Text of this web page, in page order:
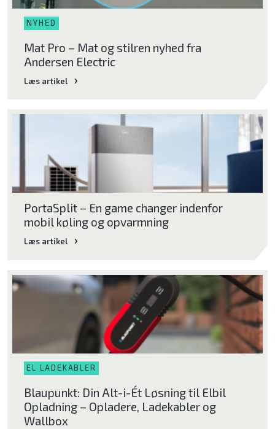
NYHED
Mat Pro – Mat og stilren nyhed fra
Andersen Electric
Læs artikel
PortaSplit – En game changer indenfor
mobil køling og opvarmning
Læs artikel
EL LADEKABLER
Blaupunkt: Din Alt-i-Ét Løsning til Elbil
Opladning – Opladere, Ladekabler og
Wallbox